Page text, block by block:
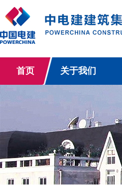
首页 关于我们